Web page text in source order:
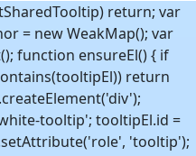
return; var
= new WeakMap(); var
function ensureEl() { if
return
tooltip'; tooltipEl.id =
'tooltip');